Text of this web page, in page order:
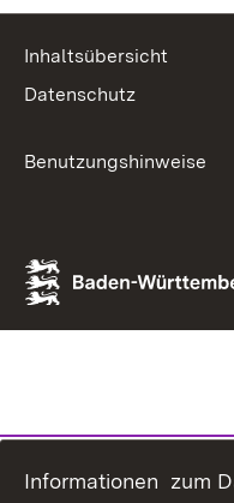
Inhaltsübersicht
Datenschutz
Benutzungshinweise
Informationen zum